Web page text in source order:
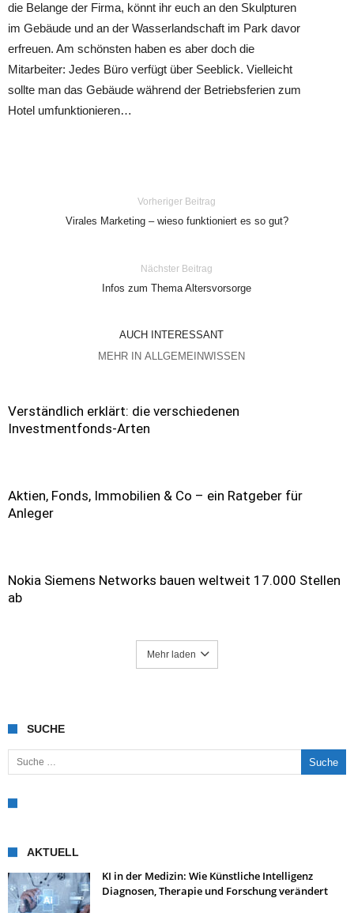
die Belange der Firma, könnt ihr euch an den Skulpturen
im Gebäude und an der Wasserlandschaft im Park davor
erfreuen. Am schönsten haben es aber doch die
Mitarbeiter: Jedes Büro verfügt über Seeblick. Vielleicht
sollte man das Gebäude während der Betriebsferien zum
Hotel umfunktionieren…
Vorheriger Beitrag
Virales Marketing – wieso funktioniert es so gut?
Nächster Beitrag
Infos zum Thema Altersvorsorge
AUCH INTERESSANT
MEHR IN ALLGEMEINWISSEN
Verständlich erklärt: die verschiedenen
Investmentfonds-Arten
Aktien, Fonds, Immobilien & Co – ein Ratgeber für
Anleger
Nokia Siemens Networks bauen weltweit 17.000 Stellen
ab
Mehr laden
SUCHE
Suche nach:
AKTUELL
KI in der Medizin: Wie Künstliche Intelligenz
Diagnosen, Therapie und Forschung verändert